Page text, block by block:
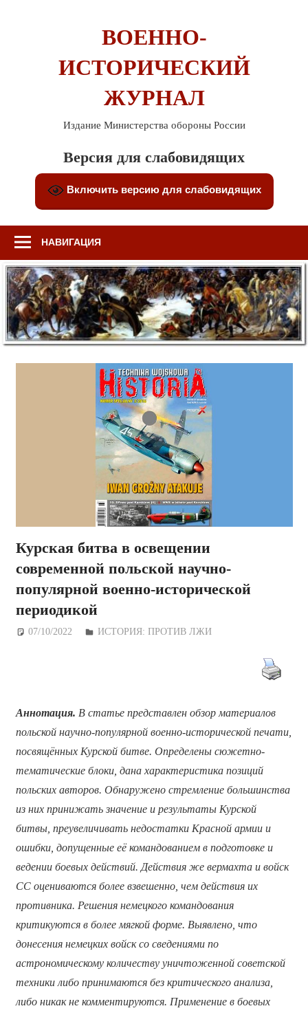
ВОЕННО-
ИСТОРИЧЕСКИЙ
ЖУРНАЛ
Издание Министерства обороны России
Версия для слабовидящих
Включить версию для слабовидящих
НАВИГАЦИЯ
Курская битва в освещении
современной польской научно-
популярной военно-исторической
периодикой
07/10/2022 Дежурный по Редакции
ИСТОРИЯ: ПРОТИВ ЛЖИ
Аннотация. В статье представлен обзор материалов
польской научно-популярной военно-исторической печати,
посвящённых Курской битве. Определены сюжетно-
тематические блоки, дана характеристика позиций
польских авторов. Обнаружено стремление большинства
из них принижать значение и результаты Курской
битвы, преувеличивать недостатки Красной армии и
ошибки, допущенные её командованием в подготовке и
ведении боевых действий. Действия же вермахта и войск
СС оцениваются более взвешенно, чем действия их
противника. Решения немецкого командования
критикуются в более мягкой форме. Выявлено, что
донесения немецких войск со сведениями по
астрономическому количеству уничтоженной советской
техники либо принимаются без критического анализа,
либо никак не комментируются. Применение в боевых